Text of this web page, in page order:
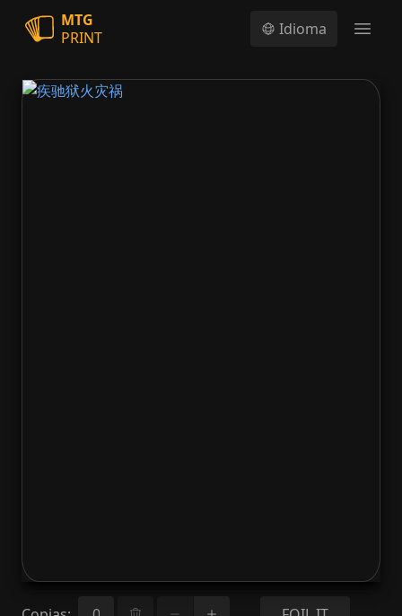
MTG
PRINT
Idioma